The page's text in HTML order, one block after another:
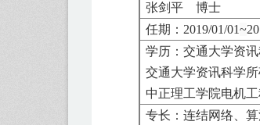
张剑平 博士
任期： 2019/01/01~
学历：交通大学资
交通大学资讯科学
中正理工学院电机
专长：连结网络、